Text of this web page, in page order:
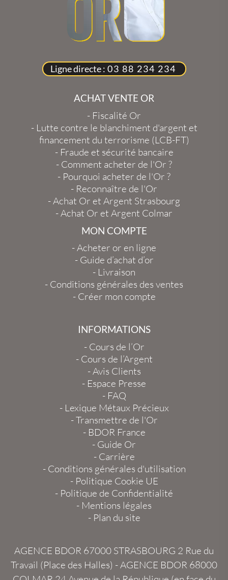
Ligne directe : 03 88 234 234
ACHAT VENTE OR
- Fiscalité Or
- Lutte contre le blanchiment d'argent et
financement du terrorisme (LCB-FT)
- Fraude et sécurité bancaire
- Comment acheter de l'Or ?
- Pourquoi acheter de l'Or ?
- Reconnaître de l'Or
-Achat Or et Argent Strasbourg
-Achat Or et Argent Colmar
MON COMPTE
-Acheter or en ligne
- Guide d’achat d’or
- Livraison
- Conditions générales des ventes
- Créer mon compte
INFORMATIONS
- Cours de l’Or
- Cours de l’Argent
-Avis Clients
- Espace Presse
- FAQ
- Lexique Métaux Précieux
-Transmettre de l'Or
- BDOR France
- Guide Or
- Carrière
- Conditions générales d'utilisation
- Politique Cookie UE
- Politique de Confidentialité
- Mentions légales
- Plan du site
AGENCE BDOR 67000 STRASBOURG 2 Rue du
Travail (Place des Halles) -AGENCE BDOR 68000